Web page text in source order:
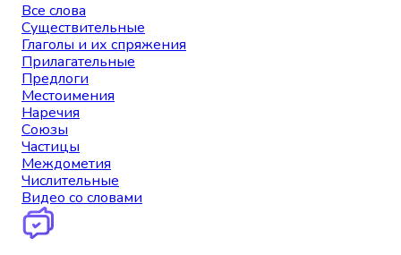
Все слова
Существительные
Глаголы и их спряжения
Прилагательные
Предлоги
Местоимения
Наречия
Союзы
Частицы
Междометия
Числительные
Видео со словами